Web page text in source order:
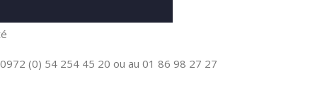
(0) 54 254 45 20 ou au 01 86 98 27 27